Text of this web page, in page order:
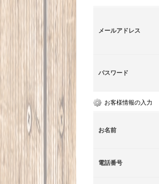
メールアドレス
パスワード
お客様情報の入力
お名前
電話番号